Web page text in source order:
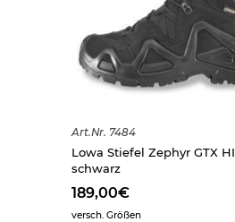
Art.Nr. 7484
Lowa Stiefel Zephyr GTX
schwarz
189,00€
versch. Größen